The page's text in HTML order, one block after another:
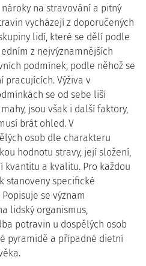
na stravování a pitný
vycházejí z doporučených
lidí, které se dělí podle
z nejvýznamnějších
podmínek, podle něhož se
pracujících. Výživa v
se od sebe liší
jsou však i další faktory,
brát ohled. V
osob dle charakteru
hodnotu stravy, její složení,
kvantitu a kvalitu. Pro každou
stanoveny specifické
se význam
lidský organismus,
potravin u dospělých osob
pyramidě a případné dietní